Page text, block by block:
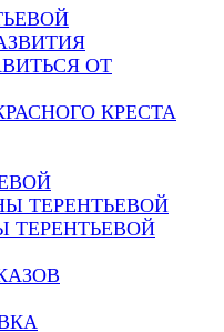
ОТ
КРЕСТА
ТЕРЕНТЬЕВОЙ
ТЕРЕНТЬЕВОЙ